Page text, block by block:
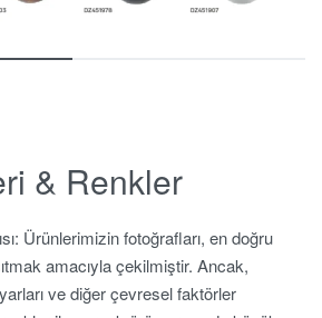
& Renkler
Ürünlerimizin fotoğrafları, en doğru
amacıyla çekilmiştir. Ancak,
ve diğer çevresel faktörler